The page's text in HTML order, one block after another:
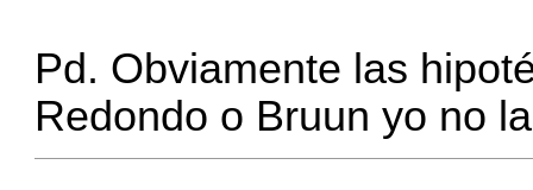
Pd. Obviamente las
Redondo o Bruun yo no